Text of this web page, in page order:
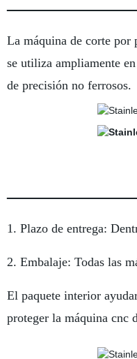
La máquina de corte por
se utiliza ampliamente
de precisión no ferrosos.
1. Plazo de entrega:
2. Embalaje: Todas las
El paquete interior
proteger la máquina cnc